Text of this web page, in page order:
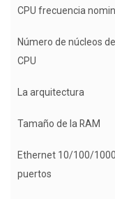
CPU frecuencia
Número de núcleos de
CPU
La arquitectura
Tamaño de la RAM
Ethernet 10/100/1000
puertos